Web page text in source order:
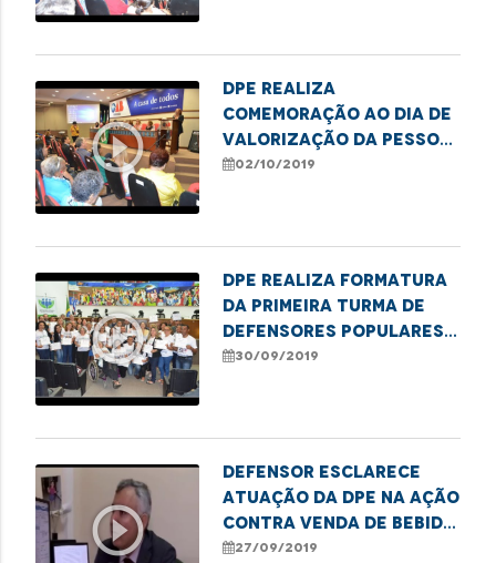
play_circle_outline
DPE realiza
comemoração ao Dia de
Valorização da Pessoa
Idosa
02/10/2019
play_circle_outline
DPE realiza formatura
da primeira turma de
defensores populares
do Maranhão
30/09/2019
play_circle_outline
Defensor esclarece
atuação da DPE na ação
contra venda de bebida
alcoólica para
27/09/2019